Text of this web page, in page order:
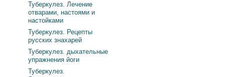
Туберкулез. Лечение
отварами, настоями и
настойками
Туберкулез. Рецепты
русских знахарей
Туберкулез. дыхательные
упражнения йоги
Туберкулез.